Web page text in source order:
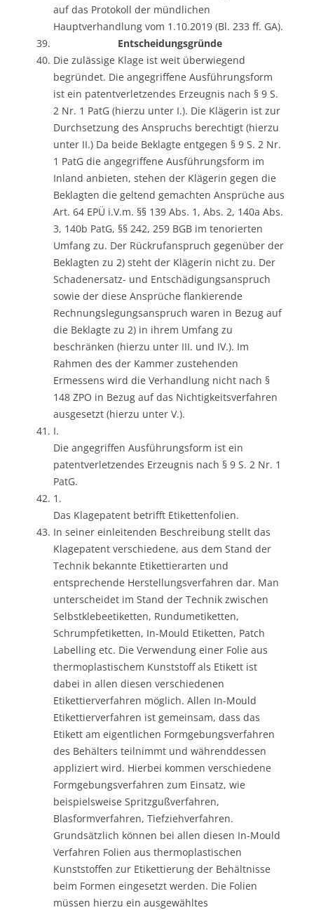
auf das Protokoll der mündlichen
Hauptverhandlung vom 1.10.2019 (Bl. 233 ff. GA).
Entscheidungsgründe
Die zulässige Klage ist weit überwiegend
begründet. Die angegriffene Ausführungsform
ist ein patentverletzendes Erzeugnis nach § 9 S.
2 Nr. 1 PatG (hierzu unter I.). Die Klägerin ist zur
Durchsetzung des Anspruchs berechtigt (hierzu
unter II.) Da beide Beklagte entgegen § 9 S. 2 Nr.
1 PatG die angegriffene Ausführungsform im
Inland anbieten, stehen der Klägerin gegen die
Beklagten die geltend gemachten Ansprüche aus
Art. 64 EPÜ i.V.m. §§ 139 Abs. 1, Abs. 2, 140a Abs.
3, 140b PatG, §§ 242, 259 BGB im tenorierten
Umfang zu. Der Rückrufanspruch gegenüber der
Beklagten zu 2) steht der Klägerin nicht zu. Der
Schadenersatz- und Entschädigungsanspruch
sowie der diese Ansprüche flankierende
Rechnungslegungsanspruch waren in Bezug auf
die Beklagte zu 2) in ihrem Umfang zu
beschränken (hierzu unter III. und IV.). Im
Rahmen des der Kammer zustehenden
Ermessens wird die Verhandlung nicht nach §
148 ZPO in Bezug auf das Nichtigkeitsverfahren
ausgesetzt (hierzu unter V.).
I.
Die angegriffen Ausführungsform ist ein
patentverletzendes Erzeugnis nach § 9 S. 2 Nr. 1
PatG.
1.
Das Klagepatent betrifft Etikettenfolien.
In seiner einleitenden Beschreibung stellt das
Klagepatent verschiedene, aus dem Stand der
Technik bekannte Etikettierarten und
entsprechende Herstellungsverfahren dar. Man
unterscheidet im Stand der Technik zwischen
Selbstklebeetiketten, Rundumetiketten,
Schrumpfetiketten, In-Mould Etiketten, Patch
Labelling etc. Die Verwendung einer Folie aus
thermoplastischem Kunststoff als Etikett ist
dabei in allen diesen verschiedenen
Etikettierverfahren möglich. Allen In-Mould
Etikettierverfahren ist gemeinsam, dass das
Etikett am eigentlichen Formgebungsverfahren
des Behälters teilnimmt und währenddessen
appliziert wird. Hierbei kommen verschiedene
Formgebungsverfahren zum Einsatz, wie
beispielsweise Spritzgußverfahren,
Blasformverfahren, Tiefziehverfahren.
Grundsätzlich können bei allen diesen In-Mould
Verfahren Folien aus thermoplastischen
Kunststoffen zur Etikettierung der Behältnisse
beim Formen eingesetzt werden. Die Folien
müssen hierzu ein ausgewähltes